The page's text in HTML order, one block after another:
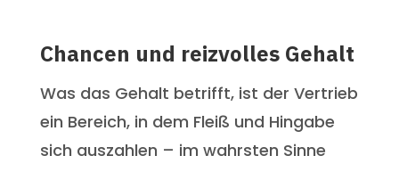
Chancen und reizvolles Gehalt
Was das Gehalt betrifft, ist der Vertrieb
ein Bereich, in dem Fleiß und Hingabe
sich auszahlen – im wahrsten Sinne